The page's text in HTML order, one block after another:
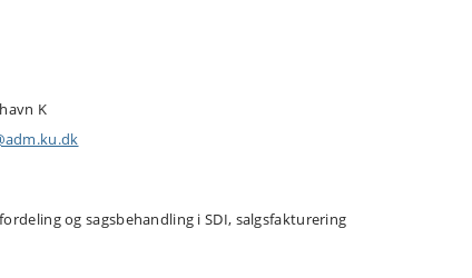
K
og sagsbehandling i SDI, salgsfakturering